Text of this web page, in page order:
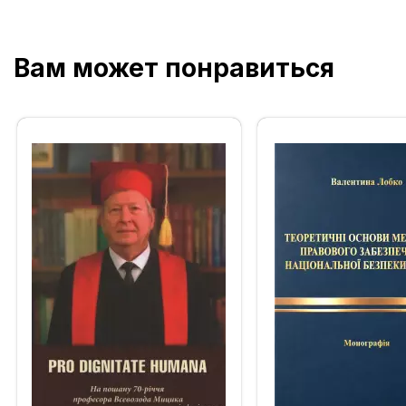
Вам может понравиться